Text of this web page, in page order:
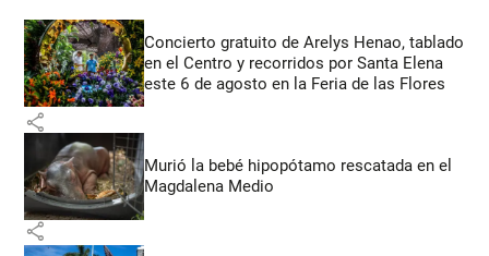
Concierto gratuito de Arelys Henao, tablado
en el Centro y recorridos por Santa Elena
este 6 de agosto en la Feria de las Flores
share
Murió la bebé hipopótamo rescatada en el
Magdalena Medio
share